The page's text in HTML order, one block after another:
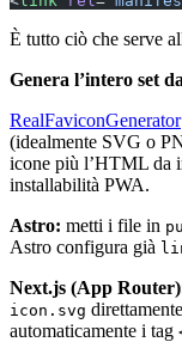
È tutto ciò che serve
Genera l’intero set
RealFaviconGenerator
(idealmente SVG o
icone più l’HTML da
installabilità PWA.
Astro: metti i file in
Astro configura già
Next.js (App
icon.svg
automaticamente i tag